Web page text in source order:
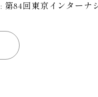
第84回東京インターナ